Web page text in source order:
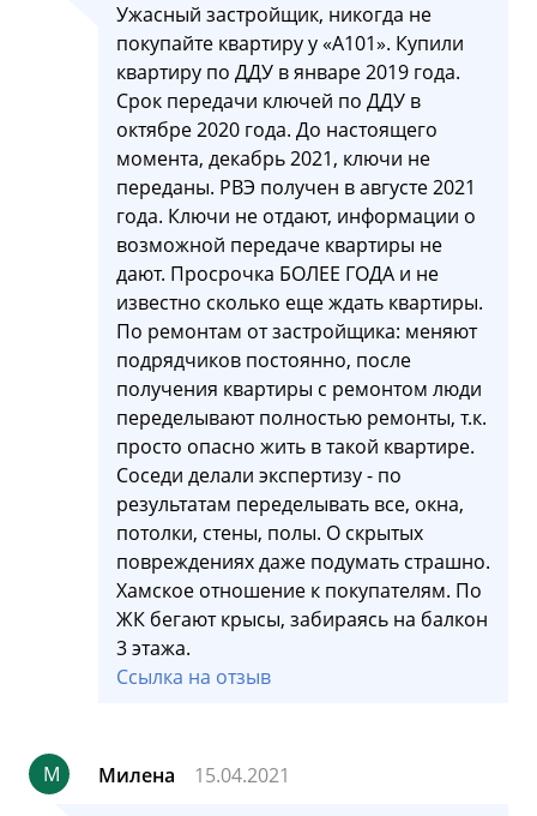
Ужасный застройщик, никогда не
покупайте квартиру у «А101». Купили
квартиру по ДДУ в январе 2019 года.
Срок передачи ключей по ДДУ в
октябре 2020 года. До настоящего
момента, декабрь 2021, ключи не
переданы. РВЭ получен в августе 2021
года. Ключи не отдают, информации о
возможной передаче квартиры не
дают. Просрочка БОЛЕЕ ГОДА и не
известно сколько еще ждать квартиры.
По ремонтам от застройщика: меняют
подрядчиков постоянно, после
получения квартиры с ремонтом люди
переделывают полностью ремонты, т.к.
просто опасно жить в такой квартире.
Соседи делали экспертизу - по
результатам переделывать все, окна,
потолки, стены, полы. О скрытых
повреждениях даже подумать страшно.
Хамское отношение к покупателям. По
ЖК бегают крысы, забираясь на балкон
3 этажа.
Ссылка на отзыв
М Милена 15.04.2021